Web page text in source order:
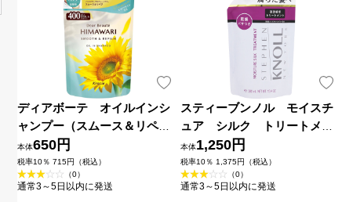
ディアボーテ オイルインシ
ャンプー（スムース＆リペ
ア） 詰替用 ４００ｍＬ クラ
シエホームプロダクツ
本体650円
税率10％ 715円（税込）
（0）
通常3～5日以内に発送
スティーブンノル モイスチ
ュア シルク トリートメン
ト （詰め替え用） ３８０ｍ
Ｌ コーセー
本体1,250円
税率10％ 1,375円（税込）
（0）
通常3～5日以内に発送